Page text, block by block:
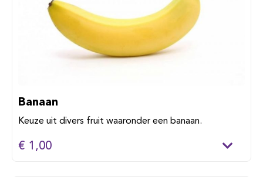
Banaan
Keuze uit divers fruit waaronder een banaan.
€ 1,00